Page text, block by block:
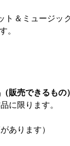
ト＆ミュージッ
。
販売できるもの）
に限ります。
あります）